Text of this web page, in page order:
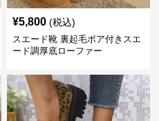
¥5,800 (税込)
スエード靴 裏起毛ボア付きスエ
ード調厚底ローファー